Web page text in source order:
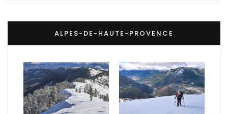
ALPES-DE-HAUTE-PROVENCE